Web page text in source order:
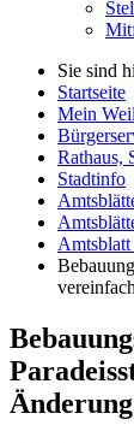
Sie sind
Startseite
Mein
Rathaus,
Stadtinfo
Änderung